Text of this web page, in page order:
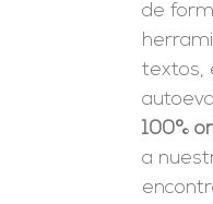
de
textos,
100%
a